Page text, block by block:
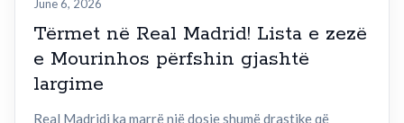
June 6, 2026
Tërmet në Real Madrid! Lista e zezë
e Mourinhos përfshin gjashtë
largime
Real Madridi ka marrë një dosje shumë drastike që